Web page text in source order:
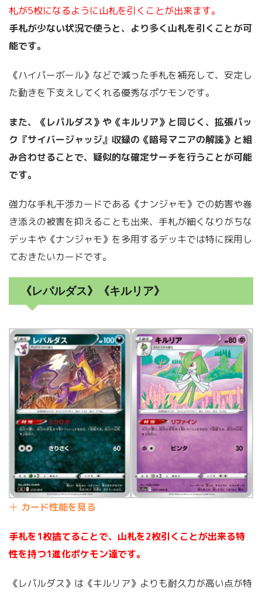
札が5枚になるように山札を引くことが出来ます。
手札が少ない状況で使うと、より多く山札を引くことが可
能です。
《ハイパーボール》などで減った手札を補充して、安定し
た動きを下支えしてくれる優秀なポケモンです。
また、《レパルダス》や《キルリア》と同じく、拡張パッ
ク『サイバージャッジ』収録の《暗号マニアの解読》と組
み合わせることで、疑似的な確定サーチを行うことが可能
です。
強力な手札干渉カードである《ナンジャモ》での妨害や巻
き添えの被害を抑えることも出来、手札が細くなりがちな
デッキや《ナンジャモ》を多用するデッキでは特に採用し
ておきたいカードです。
《レパルダス》《キルリア》
カード性能を見る
手札を1枚捨てることで、山札を2枚引くことが出来る特
性を持つ1進化ポケモン達です。
《レパルダス》は《キルリア》よりも耐久力が高い点が特